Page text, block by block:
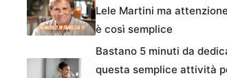
Lele Martini ma
è così semplice
Bastano 5 minuti da
questa semplice attività